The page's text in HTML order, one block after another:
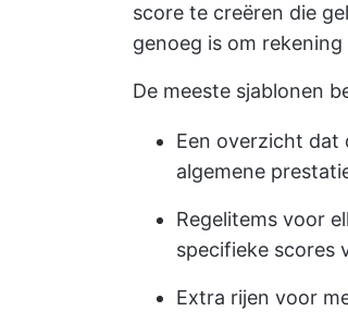
score te creëren die
genoeg is om
De meeste sjablonen
Een overzicht dat
algemene
Regelitems voor
specifieke scores
Extra rijen voor